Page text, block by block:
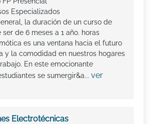
Especializados
la duración de un curso de
ser de 6 meses a 1 año. horas
es una ventana hacia el futuro
y la comodidad en nuestros hogares
En este emocionante
se sumergir&a... ver
Electrotécnicas